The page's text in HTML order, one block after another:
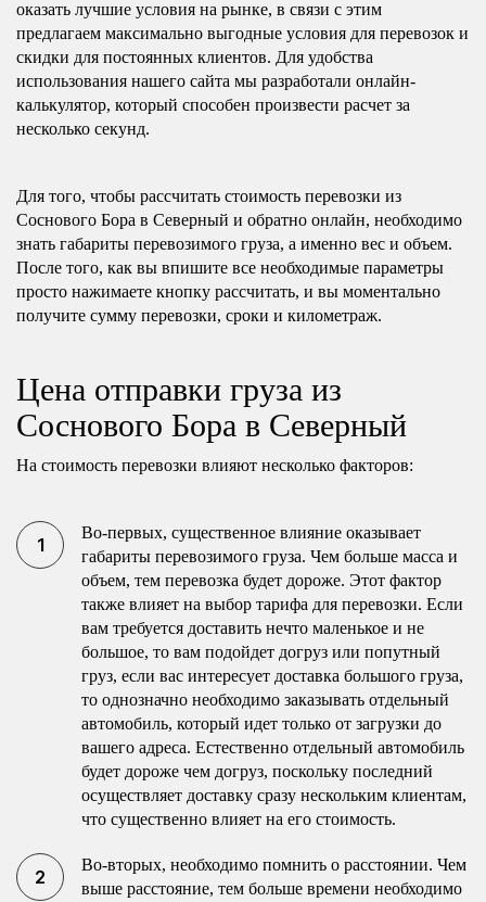
оказать лучшие условия на рынке, в связи с этим
предлагаем максимально выгодные условия для перевозок и
скидки для постоянных клиентов. Для удобства
использования нашего сайта мы разработали онлайн-
калькулятор, который способен произвести расчет за
несколько секунд.
Для того, чтобы рассчитать стоимость перевозки из
Соснового Бора в Северный и обратно онлайн, необходимо
знать габариты перевозимого груза, а именно вес и объем.
После того, как вы впишите все необходимые параметры
просто нажимаете кнопку рассчитать, и вы моментально
получите сумму перевозки, сроки и километраж.
Цена отправки груза из
Соснового Бора в Северный
На стоимость перевозки влияют несколько факторов:
Во-первых, существенное влияние оказывает
габариты перевозимого груза. Чем больше масса и
объем, тем перевозка будет дороже. Этот фактор
также влияет на выбор тарифа для перевозки. Если
вам требуется доставить нечто маленькое и не
большое, то вам подойдет догруз или попутный
груз, если вас интересует доставка большого груза,
то однозначно необходимо заказывать отдельный
автомобиль, который идет только от загрузки до
вашего адреса. Естественно отдельный автомобиль
будет дороже чем догруз, поскольку последний
осуществляет доставку сразу нескольким клиентам,
что существенно влияет на его стоимость.
Во-вторых, необходимо помнить о расстоянии. Чем
выше расстояние, тем больше времени необходимо